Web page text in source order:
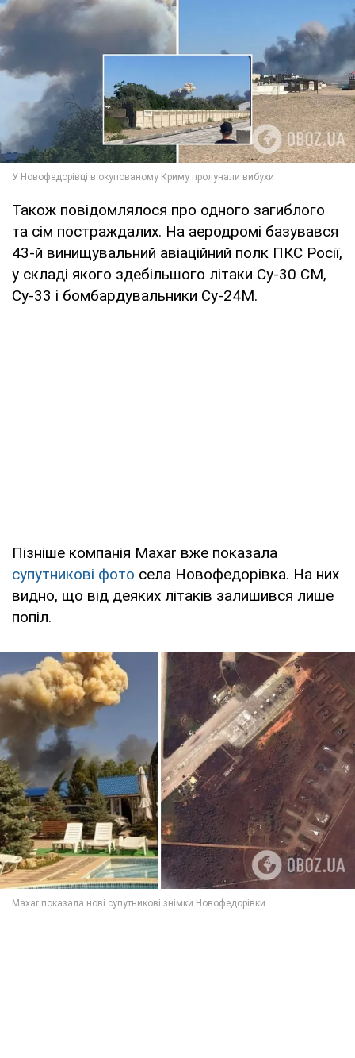
Також повідомлялося про одного загиблого
та сім постраждалих. На аеродромі базувався
43-й винищувальний авіаційний полк ПКС Росії,
у складі якого здебільшого літаки Су-30 СМ,
Су-33 і бомбардувальники Су-24М.
Пізніше компанія Maxar вже показала
супутникові фото села Новофедорівка. На них
видно, що від деяких літаків залишився лише
попіл.